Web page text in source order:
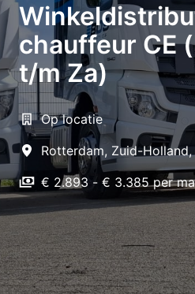
chauffeur CE
t/m Za)
Op locatie
Rotterdam, Zuid-Holland,
€ 2.893 - € 3.385 per